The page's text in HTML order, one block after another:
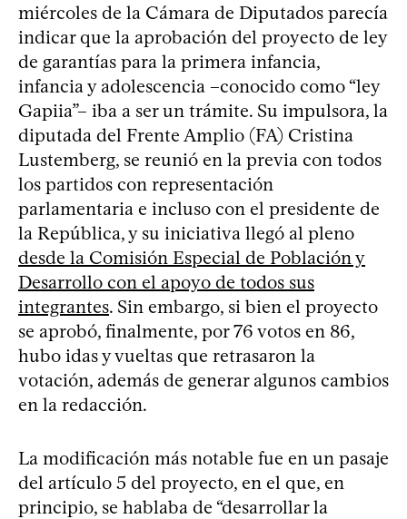
miércoles de la Cámara de Diputados parecía
indicar que la aprobación del proyecto de ley
de garantías para la primera infancia,
infancia y adolescencia –conocido como “ley
Gapiia”– iba a ser un trámite. Su impulsora, la
diputada del Frente Amplio (FA) Cristina
Lustemberg, se reunió en la previa con todos
los partidos con representación
parlamentaria e incluso con el presidente de
la República, y su iniciativa llegó al pleno
desde la Comisión Especial de Población y
Desarrollo con el apoyo de todos sus
integrantes. Sin embargo, si bien el proyecto
se aprobó, finalmente, por 76 votos en 86,
hubo idas y vueltas que retrasaron la
votación, además de generar algunos cambios
en la redacción.
La modificación más notable fue en un pasaje
del artículo 5 del proyecto, en el que, en
principio, se hablaba de “desarrollar la